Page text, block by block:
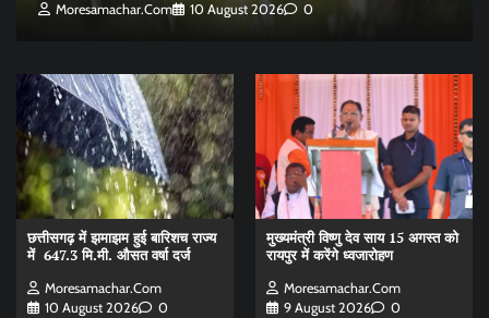
Moresamachar.com 10 August 2026 0
छत्तीसगढ़ में झमाझम हुई बारिशच राज्य
में 647.3 मि.मी. औसत वर्षा दर्ज
Moresamachar.com
10 August 2026
0
मुख्यमंत्री विष्णु देव साय 15 अगस्त को
रायपुर में करेंगे ध्वजारोहण
Moresamachar.com
9 August 2026
0